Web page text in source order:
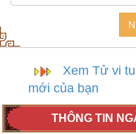
Xem Tử vi
mới của bạn
THÔNG TIN